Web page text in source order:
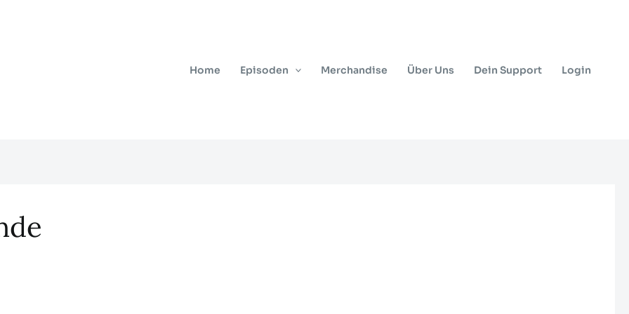
Home Episoden Merchandise Über Uns Dein Support Login